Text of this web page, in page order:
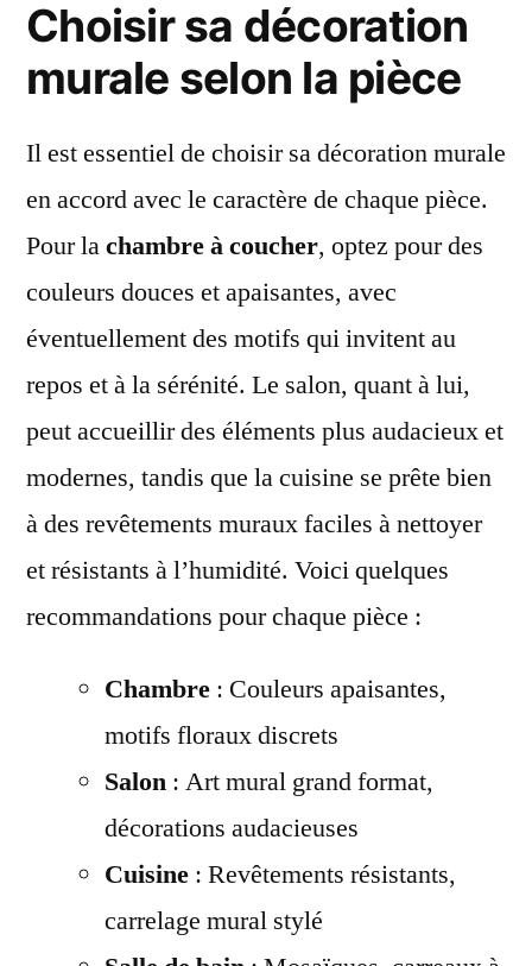
Choisir sa décoration
murale selon la pièce
Il est essentiel de choisir sa décoration murale
en accord avec le caractère de chaque pièce.
Pour lachambre à coucher, optez pour des
couleurs douces et apaisantes, avec
éventuellement des motifs qui invitent au
repos et à la sérénité. Le salon, quant à lui,
peut accueillir des éléments plus audacieux et
modernes, tandis que la cuisine se prête bien
à des revêtements muraux faciles à nettoyer
et résistants à l’humidité. Voici quelques
recommandations pour chaque pièce :
Chambre : Couleurs apaisantes,
motifs floraux discrets
Salon : Art mural grand format,
décorations audacieuses
Cuisine : Revêtements résistants,
carrelage mural stylé